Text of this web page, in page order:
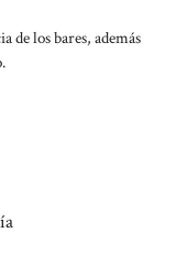
de los bares, además